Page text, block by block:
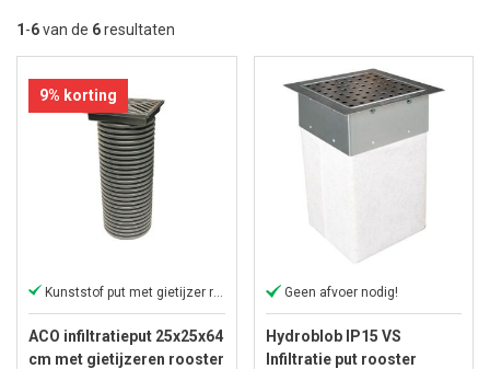
1 -6van de 6resultaten
9% korting
ACO infiltratieput 25x25x64
cm met gietijzeren rooster
Geen afvoer nodig!
Hydroblob IP15 VS
Infiltratie put rooster